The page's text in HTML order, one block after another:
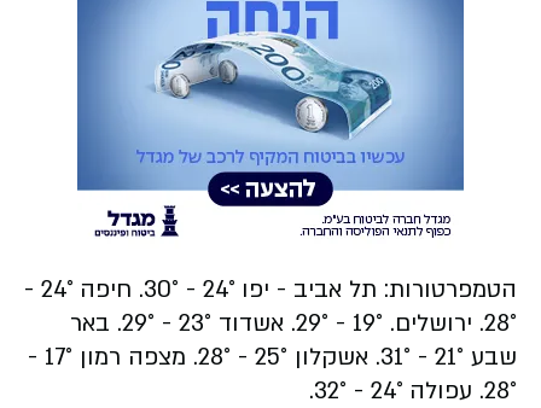
הטמפרטורות: תל אביב - יפו 24° - 30°. חיפה
24° -
28°. ירושלים. 19° - 29°. אשדוד 23° - 29°.
באר
שבע 21° - 31°. אשקלון 25° - 28°. מצפה רמון
17° -
28°. עפולה 24° - 32°.